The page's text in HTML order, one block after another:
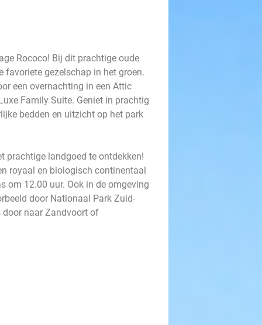
Rococo! Bij dit prachtige oude
gezelschap in het groen.
een overnachting in een Attic
Family Suite. Geniet in prachtig
bedden en uitzicht op het park
prachtige landgoed te ontdekken!
royaal en biologisch continentaal
om 12.00 uur. Ook in de omgeving
door Nationaal Park Zuid-
door naar Zandvoort of